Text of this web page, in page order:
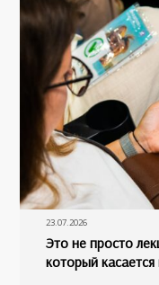
23.07.2026
Это не просто
который